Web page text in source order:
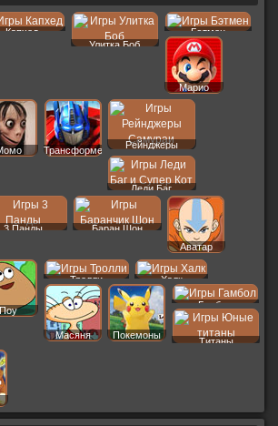
Капхед
Улитка Боб
Бэтмен
Марио
Трансформеры
Рейнджеры
Леди Баг
3 Панды
Баран Шон
Аватар
Поу
Тролли Халк
Масяня Покемоны
Гамбол
Титаны